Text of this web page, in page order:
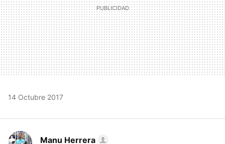
14 Octubre 2017
Manu Herrera